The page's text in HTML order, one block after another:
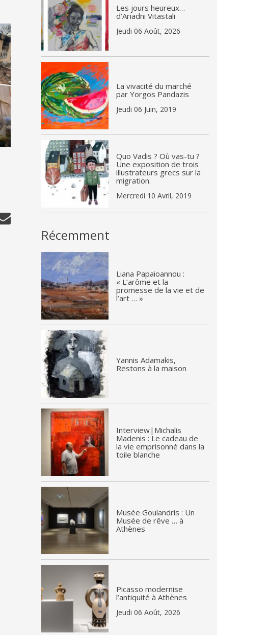
Les jours heureux…
d’Ariadni Vitastali
Jeudi 06 Août, 2026
La vivacité du marché
par Yorgos Pandazis
Jeudi 06 Juin, 2019
Quo Vadis ? Où vas-tu ?
Une exposition de trois
illustrateurs grecs sur la
migration.
Mercredi 10 Avril, 2019
Récemment
Liana Papaioannou :
« L’arôme et la
promesse de la vie et de
l’art … »
Yannis Adamakis,
Restons à la maison
Interview|Michalis
Madenis : Le cadeau de
la vie emprisonné dans la
toile blanche
Musée Goulandris : Un
Musée de rêve … à
Athènes
Picasso modernise
l’antiquité à Athènes
Jeudi 06 Août, 2026